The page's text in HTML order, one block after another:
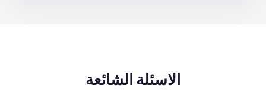
الاسئلة الشائعة